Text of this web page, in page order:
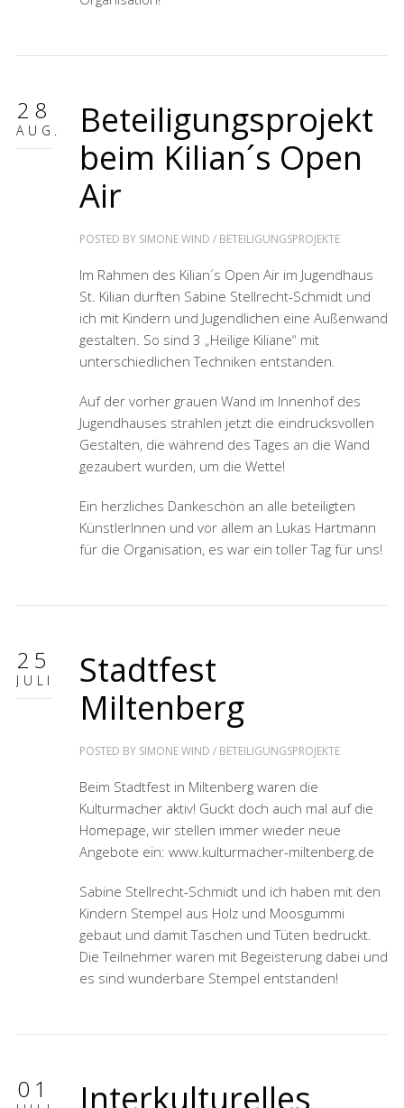
28
AUG.
Beteiligungsprojekt
beim Kilian´s Open
Air
POSTED BY SIMONE WIND / BETEILIGUNGSPROJEKTE
Im Rahmen des Kilian´s Open Air im Jugendhaus
St. Kilian durften Sabine Stellrecht-Schmidt und
ich mit Kindern und Jugendlichen eine Außenwand
gestalten. So sind 3 „Heilige Kiliane“ mit
unterschiedlichen Techniken entstanden.
Auf der vorher grauen Wand im Innenhof des
Jugendhauses strahlen jetzt die eindrucksvollen
Gestalten, die während des Tages an die Wand
gezaubert wurden, um die Wette!
Ein herzliches Dankeschön an alle beteiligten
KünstlerInnen und vor allem an Lukas Hartmann
für die Organisation, es war ein toller Tag für uns!
25
JULI
Stadtfest
Miltenberg
POSTED BY SIMONE WIND / BETEILIGUNGSPROJEKTE
Beim Stadtfest in Miltenberg waren die
Kulturmacher aktiv! Guckt doch auch mal auf die
Homepage, wir stellen immer wieder neue
Angebote ein: www.kulturmacher-miltenberg.de
Sabine Stellrecht-Schmidt und ich haben mit den
Kindern Stempel aus Holz und Moosgummi
gebaut und damit Taschen und Tüten bedruckt.
Die Teilnehmer waren mit Begeisterung dabei und
es sind wunderbare Stempel entstanden!
01 Interkulturelles